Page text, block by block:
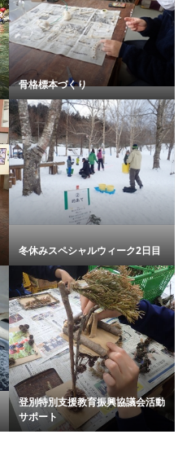
骨格標本づくり
冬休みスペシャルウィーク2日目
登別特別支援教育振興協議会活動
サポート